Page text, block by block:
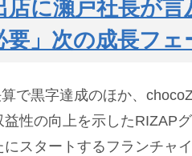
店に瀬戸社長が
要」次の成長フェ
で黒字達成のほか、
性の向上を示したRIZAP
にスタートするフランチャ